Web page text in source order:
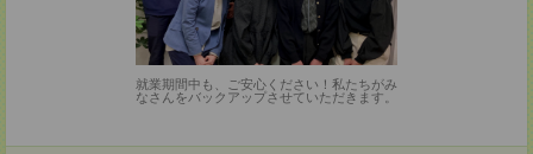
就業期間中も、ご安心ください！私たちがみ
なさんをバックアップさせていただきます。